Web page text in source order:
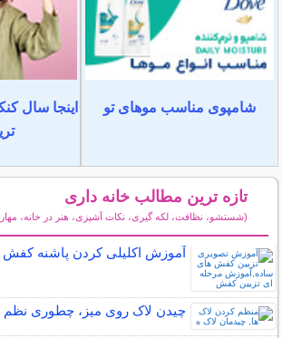
شامپوی مناسب موهای تو
اینجا سال
تازه ترین مطالب خانه داری
(شستشو، نظافت، لکه گیری، نکات آشپزی، هنر در خانه،
آموزش اکلیلی کردن پاشنه کفش
چیدن لاک روی میز، چطوری نظم